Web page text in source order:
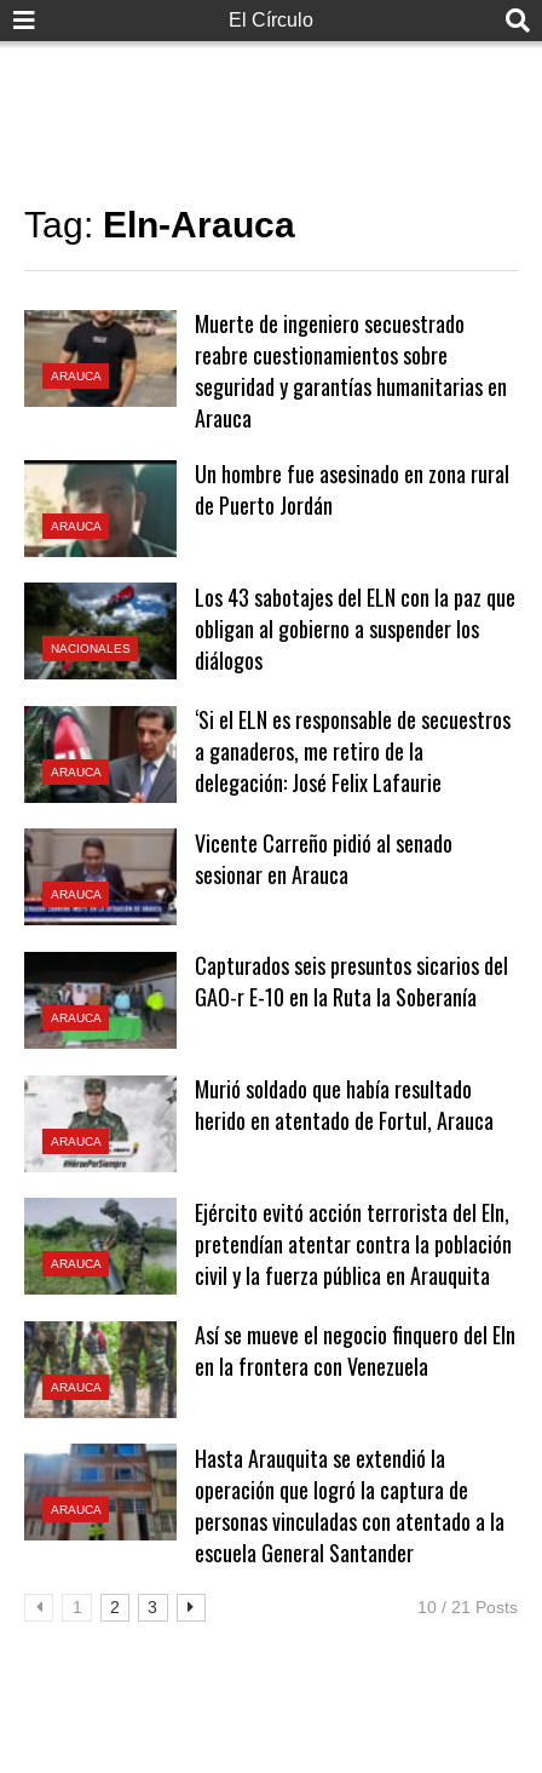
El Círculo
Tag: Eln-Arauca
ARAUCA
Muerte de ingeniero secuestrado
reabre cuestionamientos sobre
seguridad y garantías humanitarias en
Arauca
ARAUCA
Un hombre fue asesinado en zona rural
de Puerto Jordán
NACIONALES
Los 43 sabotajes del ELN con la paz que
obligan al gobierno a suspender los
diálogos
ARAUCA
‘Si el ELN es responsable de secuestros
a ganaderos, me retiro de la
delegación: José Felix Lafaurie
ARAUCA
Vicente Carreño pidió al senado
sesionar en Arauca
ARAUCA
Capturados seis presuntos sicarios del
GAO-r E-10 en la Ruta la Soberanía
ARAUCA
Murió soldado que había resultado
herido en atentado de Fortul, Arauca
ARAUCA
Ejército evitó acción terrorista del Eln,
pretendían atentar contra la población
civil y la fuerza pública en Arauquita
ARAUCA
Así se mueve el negocio finquero del Eln
en la frontera con Venezuela
ARAUCA
Hasta Arauquita se extendió la
operación que logró la captura de
personas vinculadas con atentado a la
escuela General Santander
1 2 3 10 / 21 Posts